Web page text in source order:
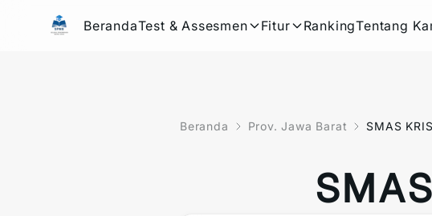
BerandaTest & Assesmen Fitur RankingTentang
Beranda Prov. Jawa Barat SMAS